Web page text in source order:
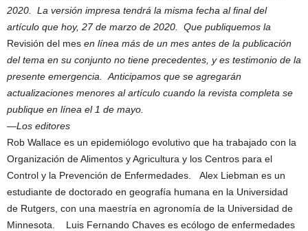
2020. La versión impresa tendrá la misma fecha al final del
artículo que hoy, 27 de marzo de 2020. Que publiquemos la
Revisión del mes en línea más de un mes antes de la publicación
del tema en su conjunto no tiene precedentes, y es testimonio de la
presente emergencia. Anticipamos que se agregarán
actualizaciones menores al artículo cuando la revista completa se
publique en línea el 1 de mayo.
—Los editores
Rob Wallace es un epidemiólogo evolutivo que ha trabajado con la
Organización de Alimentos y Agricultura y los Centros para el
Control y la Prevención de Enfermedades. Alex Liebman es un
estudiante de doctorado en geografía humana en la Universidad
de Rutgers, con una maestría en agronomía de la Universidad de
Minnesota. Luis Fernando Chaves es ecólogo de enfermedades